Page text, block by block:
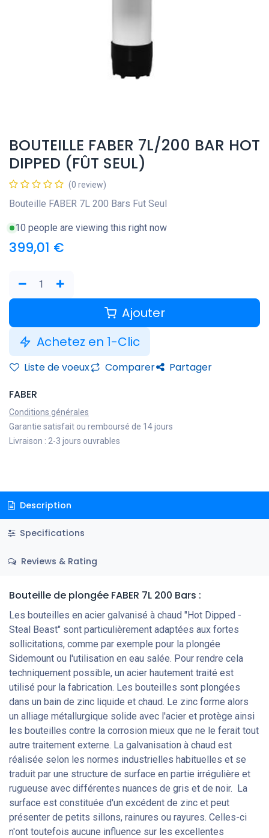
BOUTEILLE FABER 7L/200 BAR HOT
DIPPED (FÛT SEUL)
(0 review)
Bouteille FABER 7L 200 Bars Fut Seul
10 people are viewing this right now
399,01 €
Ajouter
Achetez en 1-Clic
Liste de voeux Comparer
Partager
FABER
Conditions générales
Garantie satisfait ou remboursé de 14 jours
Livraison : 2-3 jours ouvrables
Description
Specifications
Reviews & Rating
Bouteille de plongée FABER 7L 200 Bars :
Les bouteilles en acier galvanisé à chaud "Hot Dipped -
Steal Beast" sont particulièrement adaptées aux fortes
sollicitations, comme par exemple pour la plongée
Sidemount ou l'utilisation en eau salée. Pour rendre cela
techniquement possible, un acier hautement traité est
utilisé pour la fabrication. Les bouteilles sont plongées
dans un bain de zinc liquide et chaud. Le zinc forme alors
un alliage métallurgique solide avec l'acier et protège ainsi
les bouteilles contre la corrosion mieux que ne le ferait tout
autre traitement externe. La galvanisation à chaud est
réalisée selon les normes industrielles habituelles et se
traduit par une structure de surface en partie irrégulière et
rugueuse avec différentes nuances de gris et de noir. La
surface est constituée d'un excédent de zinc et peut
présenter de petits sillons, rainures ou rayures. Celles-ci
n'ont toutefois aucune influence sur les excellentes